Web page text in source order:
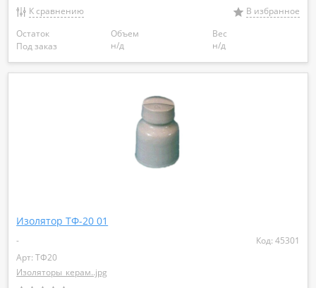
К сравнению
В избранное
Остаток
Под заказ
Объем
н/д
Вес
н/д
Изолятор ТФ-20 01
-
Код: 45301
Арт: ТФ20
Изоляторы_керам..jpg